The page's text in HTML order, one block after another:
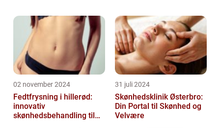
forbedre deres generelle tilstand. Dette
produkt er blevet...
02 november 2024
Fedtfrysning i hillerød:
innovativ
skønhedsbehandling til
31 juli 2024
Skønhedsklinik Østerbro:
Din Portal til Skønhed og
Velvære